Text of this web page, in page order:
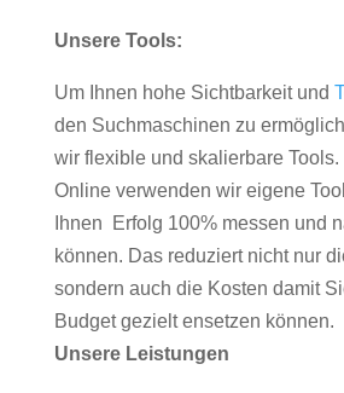
Unsere Tools:
Um Ihnen hohe Sichtbarkeit und
den Suchmaschinen zu
wir flexible und skalierbare
Online verwenden wir eigene
Ihnen Erfolg 100% messen und
können. Das reduziert nicht nur
sondern auch die Kosten damit
Budget gezielt ensetzen können.
Unsere Leistungen